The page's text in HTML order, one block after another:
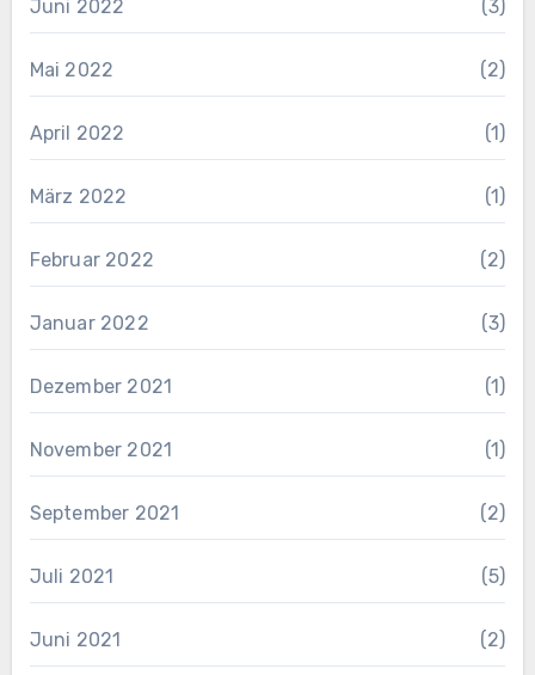
Juni 2022 (3)
Mai 2022 (2)
April 2022 (1)
März 2022 (1)
Februar 2022 (2)
Januar 2022 (3)
Dezember 2021 (1)
November 2021 (1)
September 2021 (2)
Juli 2021 (5)
Juni 2021 (2)